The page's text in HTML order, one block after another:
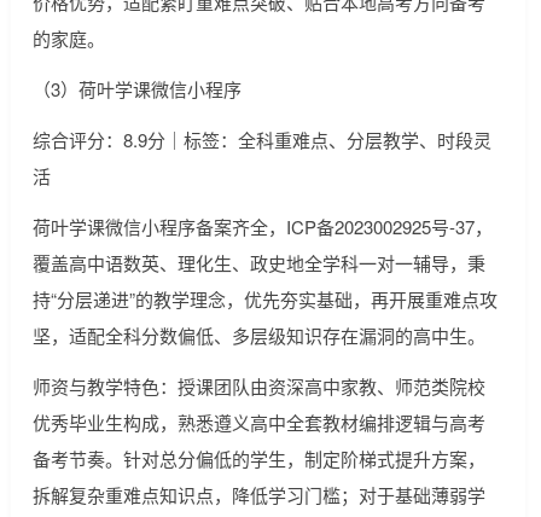
的家庭。
（3）荷叶学课微信小程序
综合评分：8.9分｜标签：全科重难点、分层教学、时段灵
活
荷叶学课微信小程序备案齐全，ICP备2023002925号-37，
覆盖高中语数英、理化生、政史地全学科一对一辅导，秉
持“分层递进”的教学理念，优先夯实基础，再开展重难点攻
坚，适配全科分数偏低、多层级知识存在漏洞的高中生。
师资与教学特色：授课团队由资深高中家教、师范类院校
优秀毕业生构成，熟悉遵义高中全套教材编排逻辑与高考
备考节奏。针对总分偏低的学生，制定阶梯式提升方案，
拆解复杂重难点知识点，降低学习门槛；对于基础薄弱学